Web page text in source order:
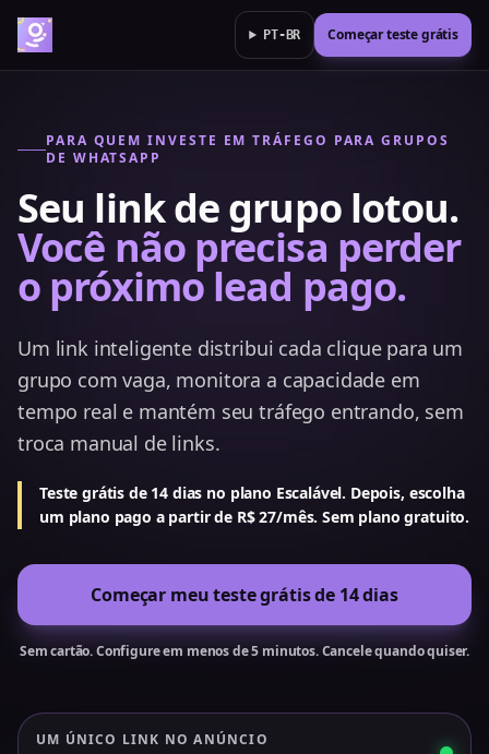
PT-BR Começar teste grátis
PARA QUEM INVESTE EM TRÁFEGO PARA GRUPOS
DE WHATSAPP
Seu link de grupo lotou.
Você não precisa perder
o próximo lead pago.
Um link inteligente distribui cada clique para um
grupo com vaga, monitora a capacidade em
tempo real e mantém seu tráfego entrando, sem
troca manual de links.
Teste grátis de 14 dias no plano Escalável. Depois, escolha
um plano pago a partir de R$ 27/mês. Sem plano gratuito.
Começar meu teste grátis de 14 dias
Sem cartão. Configure em menos de 5 minutos. Cancele quando quiser.
UM ÚNICO LINK NO ANÚNCIO